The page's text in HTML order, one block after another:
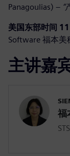
Panagoulias) – “
美国东部时间
Software 福本
主讲嘉
福